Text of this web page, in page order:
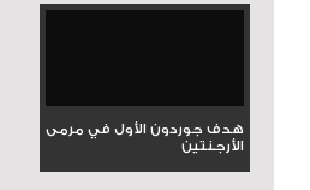
هدف جوردون الأول في مرمى
الأرجنتين